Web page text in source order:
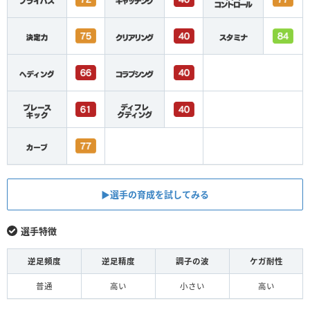
▶︎選手の育成を試してみる
選手特徴
逆足頻度 逆足精度 調子の波 ケガ耐性
普通 高い 小さい 高い